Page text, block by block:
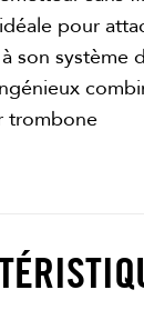
pour
son système
trombone